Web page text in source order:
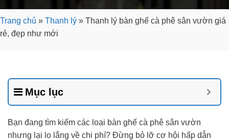
Trang chủ » Thanh lý » Thanh lý bàn ghế cà phê sân vườn giá
rẻ, đẹp như mới
Mục lục
Bạn đang tìm kiếm các loại bàn ghế cà phê sân vườn
nhưng lại lo lắng về chi phí? Đừng bỏ lỡ cơ hội hấp dẫn